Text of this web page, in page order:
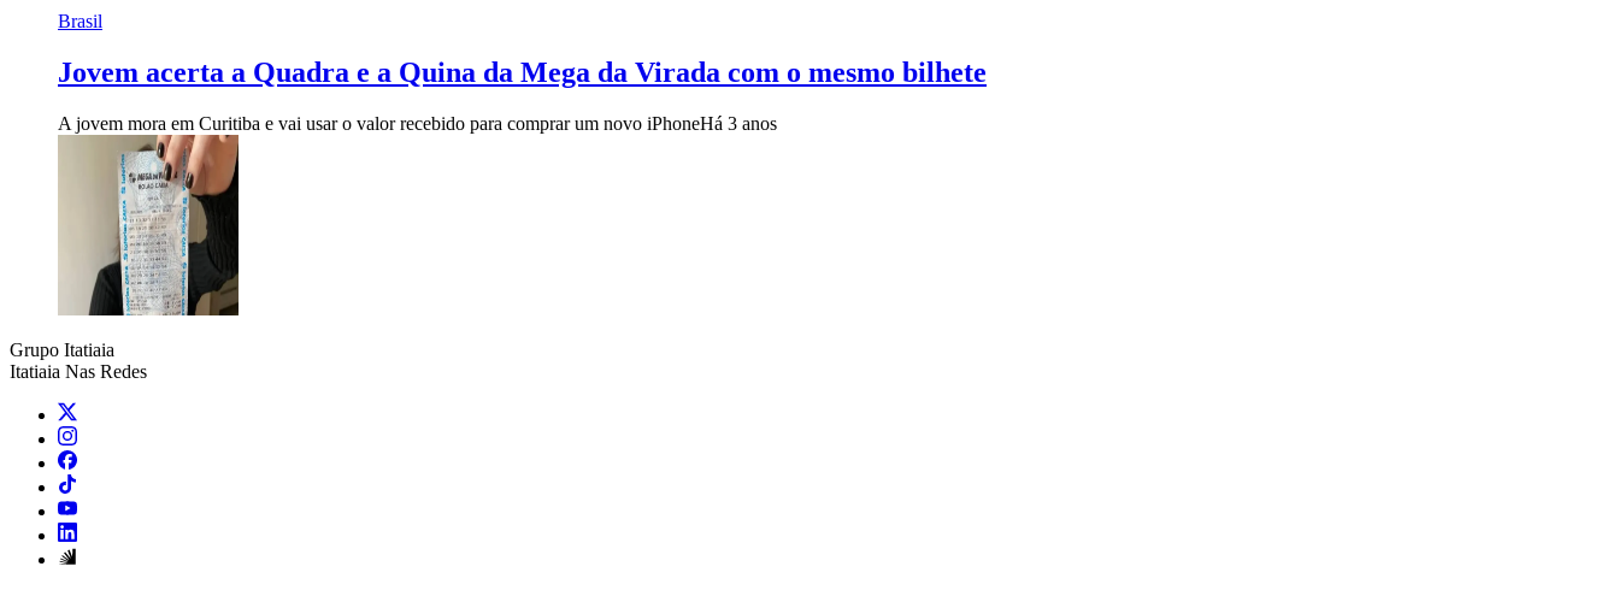
Brasil
Jovem acerta a Quadra e a Quina da Mega da Virada com o mesmo bilhete
A jovem mora em Curitiba e vai usar o valor recebido para comprar um novo iPhoneHá 3 anos
Grupo Itatiaia
Itatiaia Nas Redes